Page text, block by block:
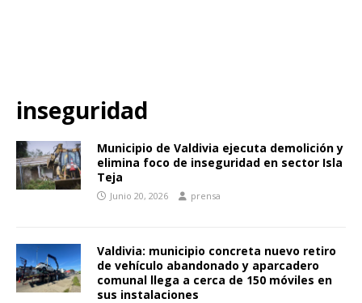
inseguridad
Municipio de Valdivia ejecuta demolición y
elimina foco de inseguridad en sector Isla
Teja
Junio 20, 2026 prensa
Valdivia: municipio concreta nuevo retiro
de vehículo abandonado y aparcadero
comunal llega a cerca de 150 móviles en
sus instalaciones